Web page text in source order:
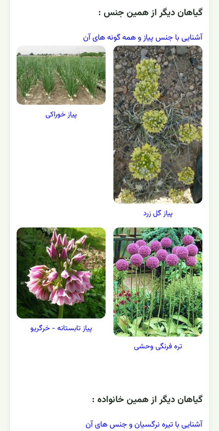
گياهان ديگر از همين جنس :
آشنایی با جنس پیاز و همه گونه های آن
پیاز گل زرد
پیاز خوراکی
تره فرنگی وحشی
پیاز تابستانه - خرگريو
گياهان ديگر از همين خانواده :
آشنایی با تیره نرگسیان و جنس های آن